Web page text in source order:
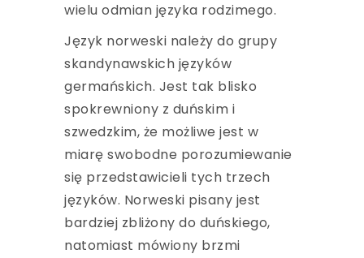
wielu odmian języka rodzimego.
Język norweski należy do grupy
skandynawskich języków
germańskich. Jest tak blisko
spokrewniony z duńskim i
szwedzkim, że możliwe jest w
miarę swobodne porozumiewanie
się przedstawicieli tych trzech
języków. Norweski pisany jest
bardziej zbliżony do duńskiego,
natomiast mówiony brzmi